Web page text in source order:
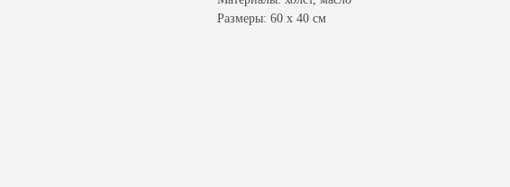
Размеры: 60 х 40 см